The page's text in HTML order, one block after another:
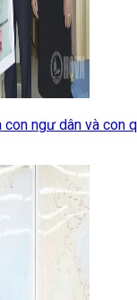
ngư dân và con